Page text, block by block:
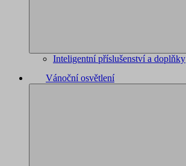
Inteligentní příslušenství a doplňky
Vánoční osvětlení